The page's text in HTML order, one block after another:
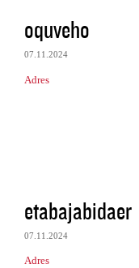
oquveho
07.11.2024
Adres
etabajabidaer
07.11.2024
Adres